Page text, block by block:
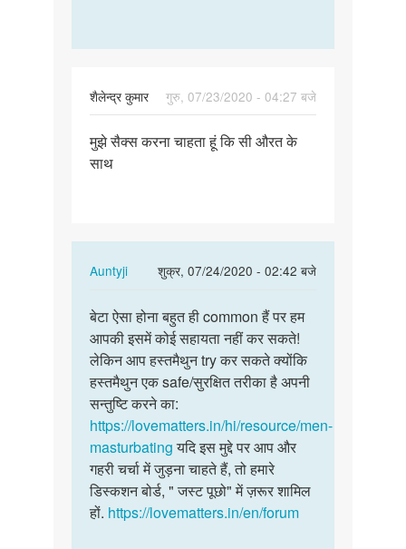
शैलेन्द्र कुमार
गुरु, 07/23/2020 - 04:27 बजे
मुझे
सैक्स
मुझे सैक्स करना चाहता हूं कि सी औरत के
साथ
Auntyji
शुक्र, 07/24/2020 - 02:42 बजे
In
to
मुझे
सैक्स
करना
चाहता
हूं
कि…
by
शैलेन्द्र
कुमार
बेटा
ऐसा
होना
बहुत
ही
common…
बेटा ऐसा होना बहुत ही common हैं पर हम
आपकी इसमें कोई सहायता नहीं कर सकते!
लेकिन आप हस्तमैथुन try कर सकते क्योंकि
हस्तमैथुन एक safe/सुरक्षित तरीका है अपनी
सन्तुष्टि करने का:
https://lovematters.in/hi/resource/men-
masturbatingयदि इस मुद्दे पर आप और
गहरी चर्चा में जुड़ना चाहते हैं, तो हमारे
डिस्कशन बोर्ड, " जस्ट पूछो" में ज़रूर शामिल
हों. https://lovematters.in/en/forum